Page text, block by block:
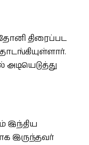
திரைப்பட
இந்திய
இருந்தவர்